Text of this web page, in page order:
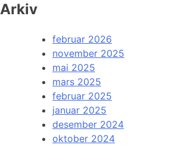
Arkiv
februar 2026
november 2025
mai 2025
mars 2025
februar 2025
januar 2025
desember 2024
oktober 2024